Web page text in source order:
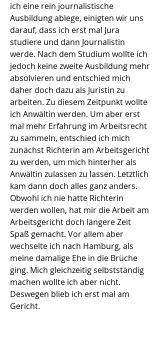
ich eine rein journalistische
Ausbildung ablege, einigten wir uns
darauf, dass ich erst mal Jura
studiere und dann Journalistin
werde. Nach dem Studium wollte ich
jedoch keine zweite Ausbildung mehr
absolvieren und entschied mich
daher doch dazu als Juristin zu
arbeiten. Zu diesem Zeitpunkt wollte
ich Anwältin werden. Um aber erst
mal mehr Erfahrung im Arbeitsrecht
zu sammeln, entschied ich mich
zunächst Richterin am Arbeitsgericht
zu werden, um mich hinterher als
Anwältin zulassen zu lassen. Letztlich
kam dann doch alles ganz anders.
Obwohl ich nie hatte Richterin
werden wollen, hat mir die Arbeit am
Arbeitsgericht doch längere Zeit
Spaß gemacht. Vor allem aber
wechselte ich nach Hamburg, als
meine damalige Ehe in die Brüche
ging. Mich gleichzeitig selbstständig
machen wollte ich aber nicht.
Deswegen blieb ich erst mal am
Gericht.